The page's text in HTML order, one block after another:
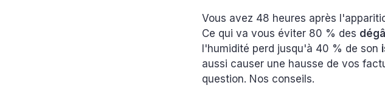
Vous avez 48 heures après
Ce qui va vous éviter 80 % des
l'humidité perd jusqu'à 40 % de son
aussi causer une hausse de vos
question. Nos conseils.